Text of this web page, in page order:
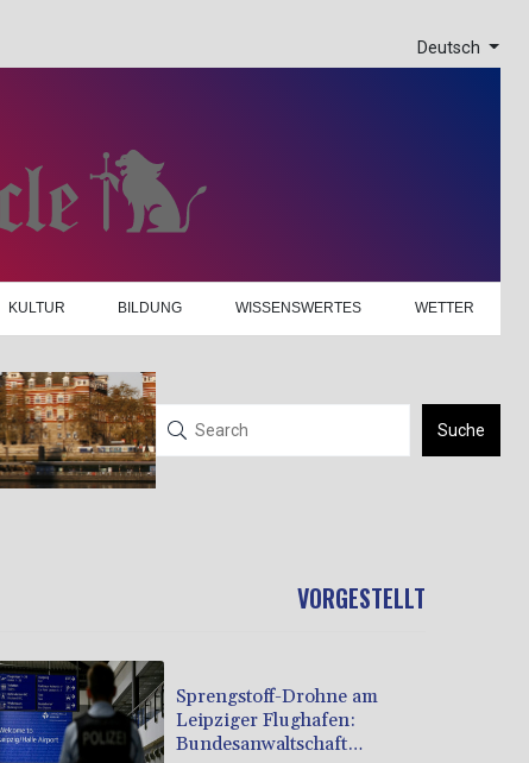
Deutsch
KULTUR BILDUNG WISSENSWERTES WETTER
Suche
VORGESTELLT
Sprengstoff-Drohne am
Leipziger Flughafen:
Bundesanwaltschaft